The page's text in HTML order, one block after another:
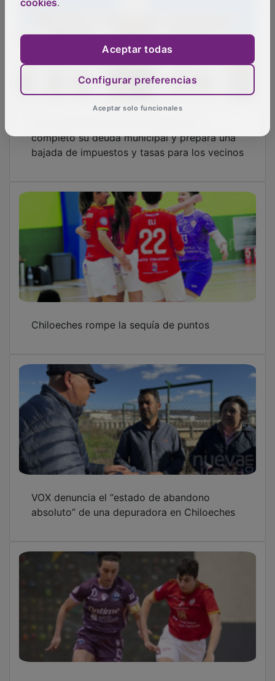
Chiloeches rompe la sequía de puntos
VOX denuncia el “estado de abandono
absoluto” de una depuradora en Chiloeches
Chiloeches mantiene el pleno de derrotas a
domicilio
Una planta de Chiloeches se incorpora al
proyecto fotovoltaico de ICP con una
instalación de 186 kWp
cookies.
Aceptar todas
Configurar preferencias
Aceptar solo funcionales